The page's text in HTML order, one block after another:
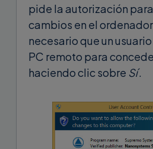
pide la autorización
cambios en el
necesario que un
PC remoto para
haciendo clic sobre Sí.